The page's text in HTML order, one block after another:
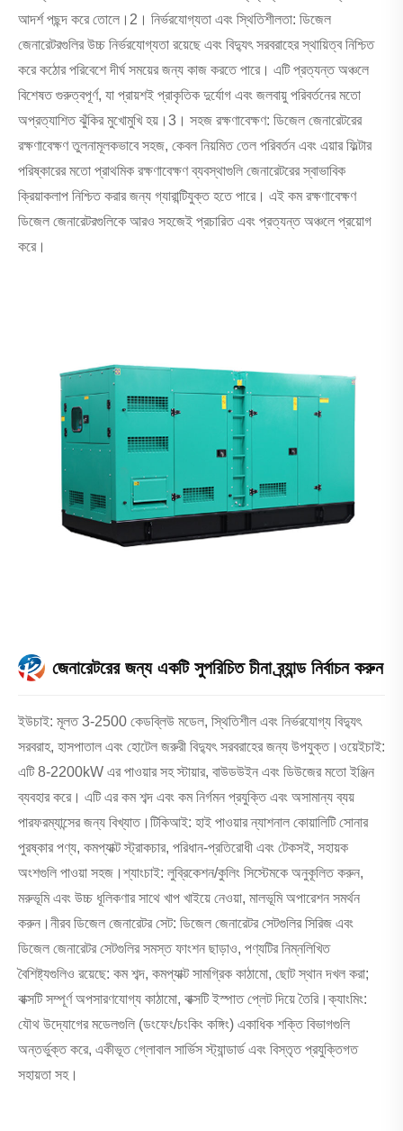
আদর্শ পছন্দ করে তোলে। 2। নির্ভরযোগ্যতা এবং স্থিতিশীলতা: ডিজেল
জেনারেটরগুলির উচ্চ নির্ভরযোগ্যতা রয়েছে এবং বিদ্যুৎ সরবরাহের স্থায়িত্ব নিশ্চিত
করে কঠোর পরিবেশে দীর্ঘ সময়ের জন্য কাজ করতে পারে। এটি প্রত্যন্ত অঞ্চলে
বিশেষত গুরুত্বপূর্ণ, যা প্রায়শই প্রাকৃতিক দুর্যোগ এবং জলবায়ু পরিবর্তনের মতো
অপ্রত্যাশিত ঝুঁকির মুখোমুখি হয়। 3। সহজ রক্ষণাবেক্ষণ: ডিজেল জেনারেটরের
রক্ষণাবেক্ষণ তুলনামূলকভাবে সহজ, কেবল নিয়মিত তেল পরিবর্তন এবং এয়ার ফিল্টার
পরিষ্কারের মতো প্রাথমিক রক্ষণাবেক্ষণ ব্যবস্থাগুলি জেনারেটরের স্বাভাবিক
ক্রিয়াকলাপ নিশ্চিত করার জন্য গ্যারান্টিযুক্ত হতে পারে। এই কম রক্ষণাবেক্ষণ
ডিজেল জেনারেটরগুলিকে আরও সহজেই প্রচারিত এবং প্রত্যন্ত অঞ্চলে প্রয়োগ
করে।
জেনারেটরের জন্য একটি সুপরিচিত চীনা ব্র্যান্ড নির্বাচন করুন
ইউচাই: মূলত 3-2500 কেডব্লিউ মডেল, স্থিতিশীল এবং নির্ভরযোগ্য বিদ্যুৎ
সরবরাহ, হাসপাতাল এবং হোটেল জরুরী বিদ্যুৎ সরবরাহের জন্য উপযুক্ত। ওয়েইচাই:
এটি 8-2200kW এর পাওয়ার সহ স্টায়ার, বাউডউইন এবং ডিউজের মতো ইঞ্জিন
ব্যবহার করে। এটি এর কম শব্দ এবং কম নির্গমন প্রযুক্তি এবং অসামান্য ব্যয়
পারফরম্যান্সের জন্য বিখ্যাত। টিকিআই: হাই পাওয়ার ন্যাশনাল কোয়ালিটি সোনার
পুরষ্কার পণ্য, কমপ্যাক্ট স্ট্রাকচার, পরিধান-প্রতিরোধী এবং টেকসই, সহায়ক
অংশগুলি পাওয়া সহজ।শ্যাংচাই: লুব্রিকেশন/কুলিং সিস্টেমকে অনুকূলিত করুন,
মরুভূমি এবং উচ্চ ধূলিকণার সাথে খাপ খাইয়ে নেওয়া, মালভূমি অপারেশন সমর্থন
করুন। নীরব ডিজেল জেনারেটর সেট: ডিজেল জেনারেটর সেটগুলির সিরিজ এবং
ডিজেল জেনারেটর সেটগুলির সমস্ত ফাংশন ছাড়াও, পণ্যটির নিম্নলিখিত
বৈশিষ্ট্যগুলিও রয়েছে: কম শব্দ, কমপ্যাক্ট সামগ্রিক কাঠামো, ছোট স্থান দখল করা;
বাক্সটি সম্পূর্ণ অপসারণযোগ্য কাঠামো, বাক্সটি ইস্পাত প্লেট দিয়ে তৈরি।ক্যাংমিং:
যৌথ উদ্যোগের মডেলগুলি (ডংফেং/চংকিং কঙ্গিং) একাধিক শক্তি বিভাগগুলি
অন্তর্ভুক্ত করে, একীভূত গ্লোবাল সার্ভিস স্ট্যান্ডার্ড এবং বিস্তৃত প্রযুক্তিগত
সহায়তা সহ।